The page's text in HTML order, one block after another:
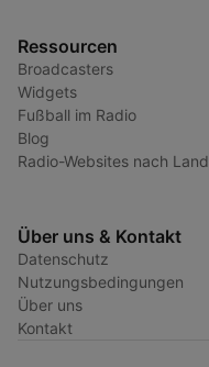
Ressourcen
Broadcasters
Widgets
Fußball im Radio
Blog
Radio-Websites nach Land
Über uns & Kontakt
Datenschutz
Nutzungsbedingungen
Über uns
Kontakt